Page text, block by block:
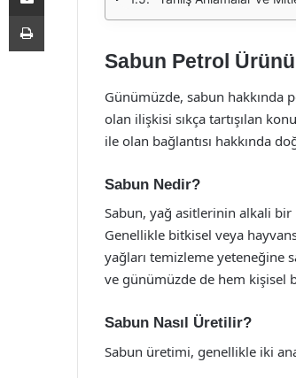
Sabun Petrol
Günümüzde, sabun hakkında
olan ilişkisi sıkça tartışılan
ile olan bağlantısı hakkında
Sabun Nedir?
Sabun, yağ asitlerinin alkali
Genellikle bitkisel veya
yağları temizleme yeteneğine
ve günümüzde de hem kişisel
Sabun Nasıl Üretilir?
Sabun üretimi, genellikle iki